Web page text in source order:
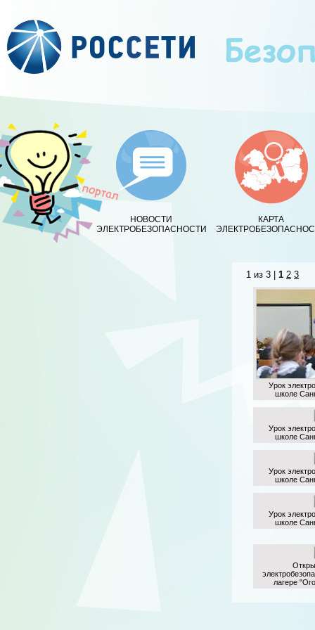
НОВОСТИ
ЭЛЕКТРОБЕЗОПАСНОСТИ
КАРТА
1 из 3 | 1 2 3
Урок
школе
Урок
школе
Урок
школе
Урок
школе
лагере